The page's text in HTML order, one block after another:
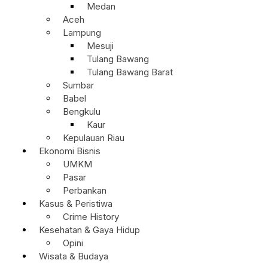
Medan
Aceh
Lampung
Mesuji
Tulang Bawang
Tulang Bawang Barat
Sumbar
Babel
Bengkulu
Kaur
Kepulauan Riau
Ekonomi Bisnis
UMKM
Pasar
Perbankan
Kasus & Peristiwa
Crime History
Kesehatan & Gaya Hidup
Opini
Wisata & Budaya